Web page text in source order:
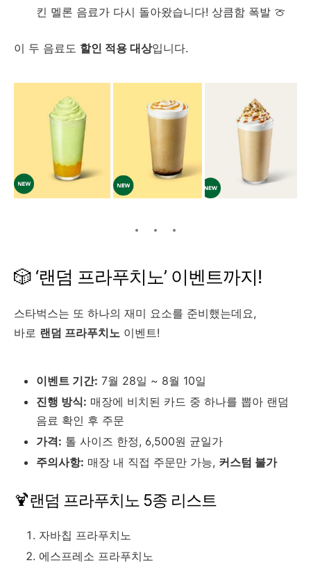
킨 멜론 음료가 다시 돌아왔습니다! 상큼함 폭발 🍈
이 두 음료도 할인 적용 대상입니다.
🎲 ‘랜덤 프라푸치노’ 이벤트까지!
스타벅스는 또 하나의 재미 요소를 준비했는데요,
바로 랜덤 프라푸치노 이벤트!
이벤트 기간: 7월 28일 ~ 8월 10일
진행 방식: 매장에 비치된 카드 중 하나를 뽑아 랜덤
음료 확인 후 주문
가격: 톨 사이즈 한정, 6,500원 균일가
주의사항: 매장 내 직접 주문만 가능, 커스텀 불가
🍹랜덤 프라푸치노 5종 리스트
자바칩 프라푸치노
에스프레소 프라푸치노